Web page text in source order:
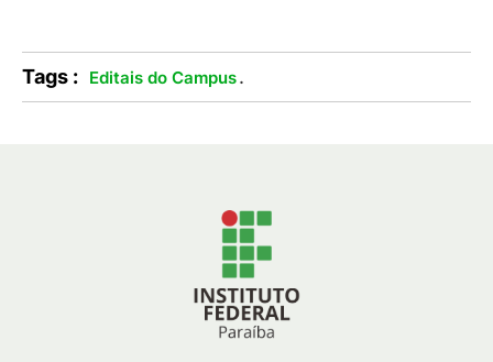
Tags : Editais do Campus.